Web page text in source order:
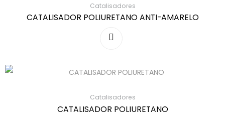
Catalisadores
CATALISADOR POLIURETANO ANTI-AMARELO
Catalisadores
CATALISADOR POLIURETANO